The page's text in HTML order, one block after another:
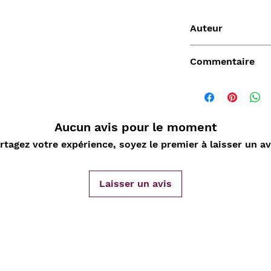
Auteur
Commentaire
Aucun avis pour le moment
votre expérience, soyez le premier à laisser un
Laisser un avis
Vendu